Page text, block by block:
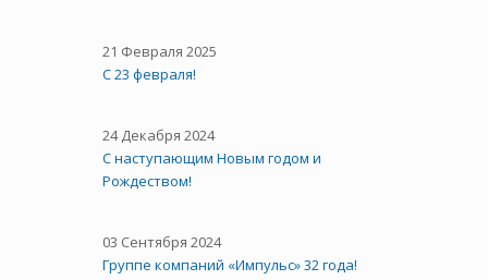
21 Февраля 2025
С 23 февраля!
24 Декабря 2024
С наступающим Новым годом и
Рождеством!
03 Сентября 2024
Группе компаний «Импульс» 32 года!